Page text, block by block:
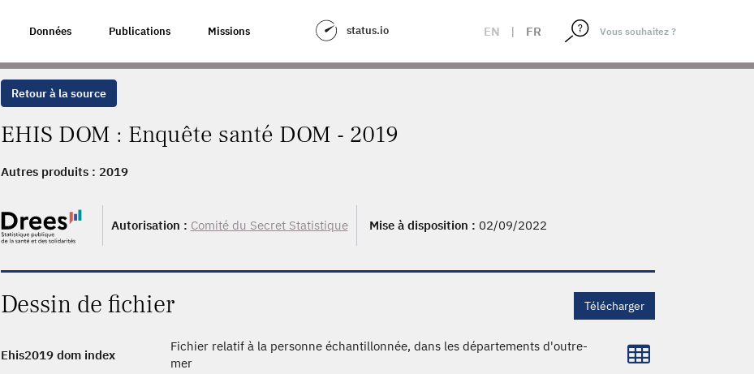
Données Publications Missions status.io EN | FR
Retour à la source
EHIS DOM : Enquête santé DOM - 2019
Autres produits : 2019
Autorisation : Comité du Secret Statistique Mise à disposition : 02/09/2022
Dessin de fichier Télécharger
Ehis2019 dom index
Fichier relatif à la personne échantillonnée, dans les départements d'outre-
mer